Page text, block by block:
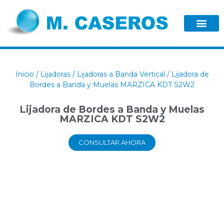
Inicio / Lijadoras/ Lijadoras a Banda Vertical / Lijadora de
Bordes a Banda y Muelas MARZICA KDT S2W2
Lijadora de Bordes a Banda y Muelas
MARZICA KDT S2W2
CONSULTAR AHORA